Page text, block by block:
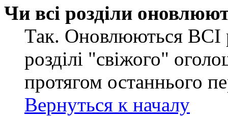
Чи всі розділи
Так. Оновлюються ВСІ
розділі "свіжого"
протягом останнього
Вернуться к началу